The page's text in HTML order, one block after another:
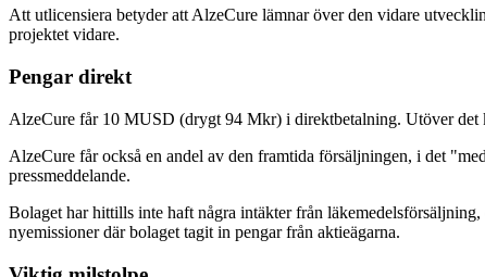
Att utlicensiera betyder att AlzeCure lämnar över den vidare
projektet vidare.
Pengar direkt
AlzeCure får 10 MUSD (drygt 94 Mkr) i direktbetalning. Utöver det
AlzeCure får också en andel av den framtida försäljningen, i det
pressmeddelande.
Bolaget har hittills inte haft några intäkter från
nyemissioner där bolaget tagit in pengar från aktieägarna.